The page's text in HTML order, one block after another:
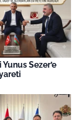
Sezer’e